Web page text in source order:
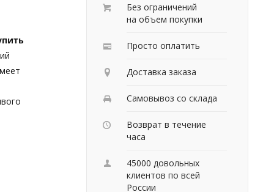
Без ограничений
на объем покупки
Просто оплатить
Доставка заказа
Самовывоз со склада
Возврат в течение
часа
45000 довольных
клиентов по всей
России